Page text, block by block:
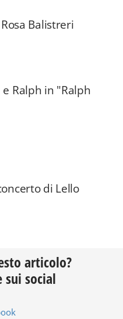
Balistreri
Ralph in "Ralph
di Lello
articolo?
sui social